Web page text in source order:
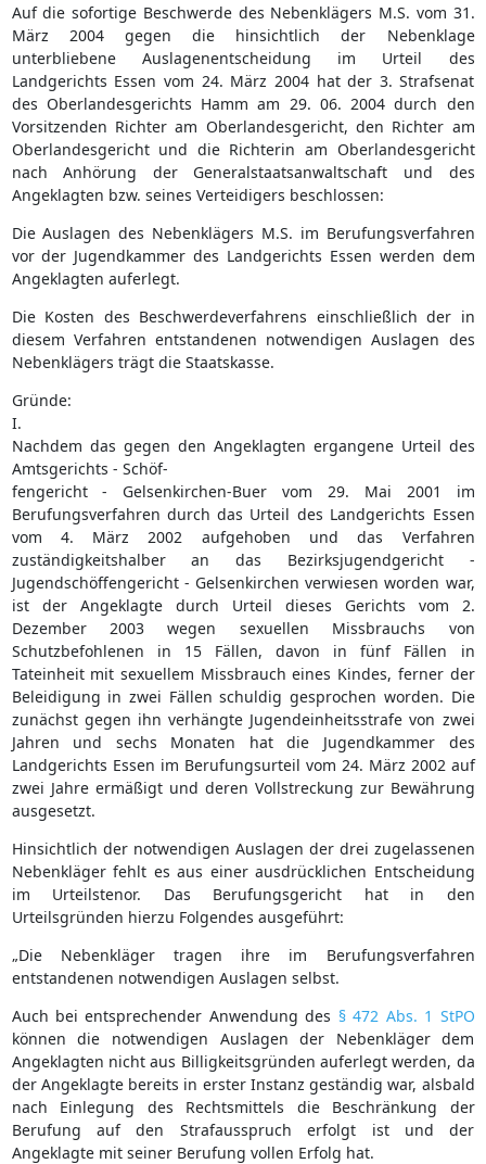
Auf die sofortige Beschwerde des Nebenklägers M.S. vom 31.
März 2004 gegen die hinsichtlich der Nebenklage
unterbliebene Auslagenentscheidung im Urteil des
Landgerichts Essen vom 24. März 2004 hat der 3. Strafsenat
des Oberlandesgerichts Hamm am 29. 06. 2004 durch den
Vorsitzenden Richter am Oberlandesgericht, den Richter am
Oberlandesgericht und die Richterin am Oberlandesgericht
nach Anhörung der Generalstaatsanwaltschaft und des
Angeklagten bzw. seines Verteidigers beschlossen:
Die Auslagen des Nebenklägers M.S. im Berufungsverfahren
vor der Jugendkammer des Landgerichts Essen werden dem
Angeklagten auferlegt.
Die Kosten des Beschwerdeverfahrens einschließlich der in
diesem Verfahren entstandenen notwendigen Auslagen des
Nebenklägers trägt die Staatskasse.
Gründe:
I.
Nachdem das gegen den Angeklagten ergangene Urteil des
Amtsgerichts - Schöf-
fengericht - Gelsenkirchen-Buer vom 29. Mai 2001 im
Berufungsverfahren durch das Urteil des Landgerichts Essen
vom 4. März 2002 aufgehoben und das Verfahren
zuständigkeitshalber an das Bezirksjugendgericht -
Jugendschöffengericht - Gelsenkirchen verwiesen worden war,
ist der Angeklagte durch Urteil dieses Gerichts vom 2.
Dezember 2003 wegen sexuellen Missbrauchs von
Schutzbefohlenen in 15 Fällen, davon in fünf Fällen in
Tateinheit mit sexuellem Missbrauch eines Kindes, ferner der
Beleidigung in zwei Fällen schuldig gesprochen worden. Die
zunächst gegen ihn verhängte Jugendeinheitsstrafe von zwei
Jahren und sechs Monaten hat die Jugendkammer des
Landgerichts Essen im Berufungsurteil vom 24. März 2002 auf
zwei Jahre ermäßigt und deren Vollstreckung zur Bewährung
ausgesetzt.
Hinsichtlich der notwendigen Auslagen der drei zugelassenen
Nebenkläger fehlt es aus einer ausdrücklichen Entscheidung
im Urteilstenor. Das Berufungsgericht hat in den
Urteilsgründen hierzu Folgendes ausgeführt:
„Die Nebenkläger tragen ihre im Berufungsverfahren
entstandenen notwendigen Auslagen selbst.
Auch bei entsprechender Anwendung des § 472 Abs. 1 StPO
können die notwendigen Auslagen der Nebenkläger dem
Angeklagten nicht aus Billigkeitsgründen auferlegt werden, da
der Angeklagte bereits in erster Instanz geständig war, alsbald
nach Einlegung des Rechtsmittels die Beschränkung der
Berufung auf den Strafausspruch erfolgt ist und der
Angeklagte mit seiner Berufung vollen Erfolg hat.